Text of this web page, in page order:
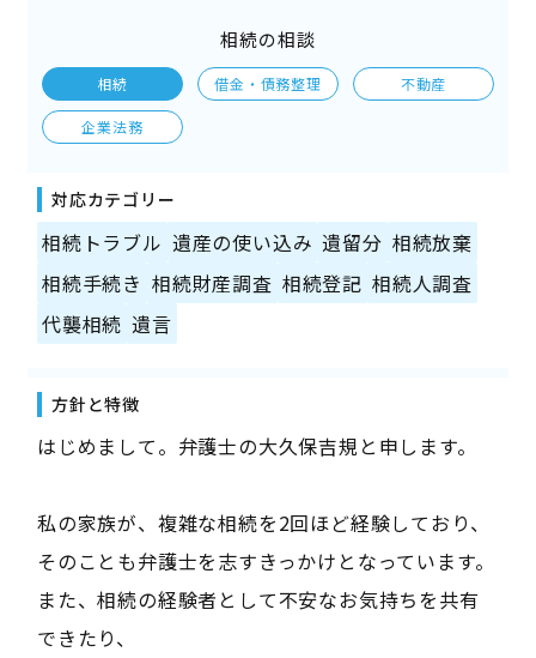
相続の相談
相続 借金・債務整理 不動産
企業法務
対応カテゴリー
相続トラブル 遺産の使い込み 遺留分 相続放棄
相続手続き 相続財産調査 相続登記 相続人調査
代襲相続 遺言
方針と特徴
はじめまして。弁護士の大久保吉規と申します。
私の家族が、複雑な相続を2回ほど経験しており、
そのことも弁護士を志すきっかけとなっています。
また、相続の経験者として不安なお気持ちを共有
できたり、